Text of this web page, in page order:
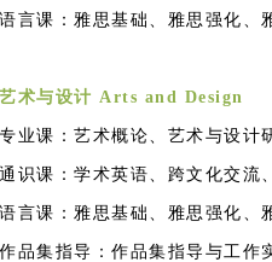
语言课：雅思基础、雅思强化、
艺术与设计 Arts and Design
专业课：艺术概论、艺术与设计
通识课：学术英语、跨文化交流
语言课：雅思基础、雅思强化、
作品集指导：作品集指导与工作